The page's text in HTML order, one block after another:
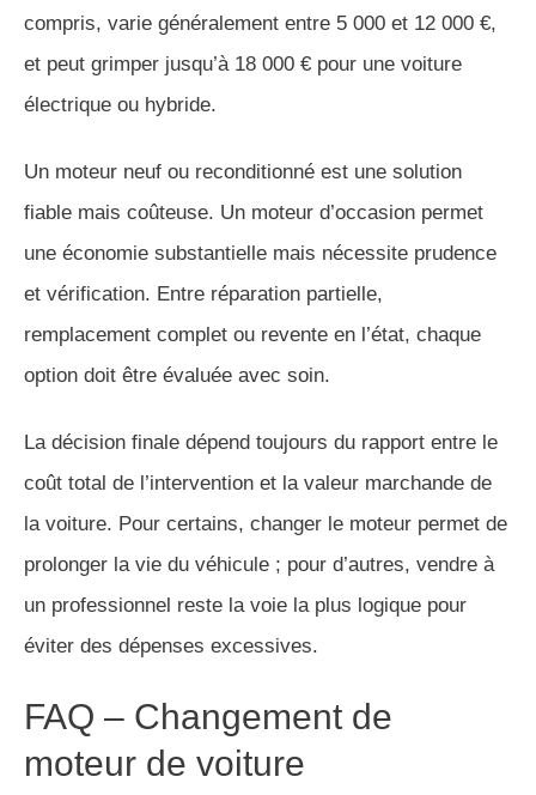
compris, varie généralement entre 5 000 et 12 000 €,
et peut grimper jusqu’à 18 000 € pour une voiture
électrique ou hybride.
Un moteur neuf ou reconditionné est une solution
fiable mais coûteuse. Un moteur d’occasion permet
une économie substantielle mais nécessite prudence
et vérification. Entre réparation partielle,
remplacement complet ou revente en l’état, chaque
option doit être évaluée avec soin.
La décision finale dépend toujours du rapport entre le
coût total de l’intervention et la valeur marchande de
la voiture. Pour certains, changer le moteur permet de
prolonger la vie du véhicule ; pour d’autres, vendre à
un professionnel reste la voie la plus logique pour
éviter des dépenses excessives.
FAQ – Changement de
moteur de voiture